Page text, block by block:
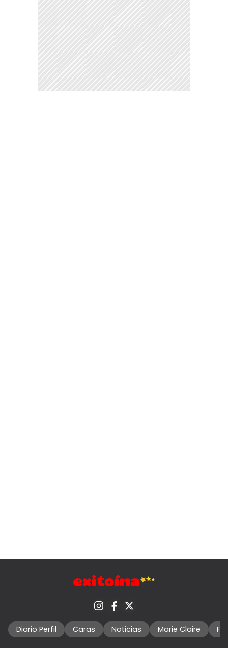
Diario Perfil Caras Noticias Marie Claire